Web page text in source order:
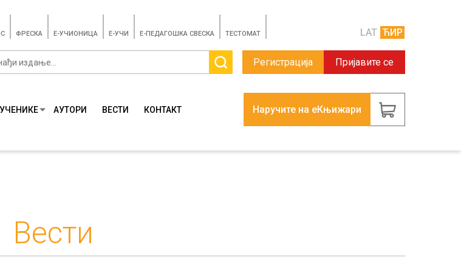
ФРЕСКА E-УЧИОНИЦА E-УЧИ Е-ПЕДАГОШКА СВЕСКА TЕСТОМАТ LAT ЋИР
Регистрација Пријавите се
АУТОРИ ВЕСТИ КОНТАКТ Наручите на еКњижари
Вести